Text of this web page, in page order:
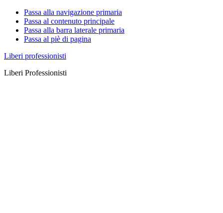
Passa alla navigazione primaria
Passa al contenuto principale
Passa alla barra laterale primaria
Passa al piè di pagina
Liberi professionisti
Liberi Professionisti